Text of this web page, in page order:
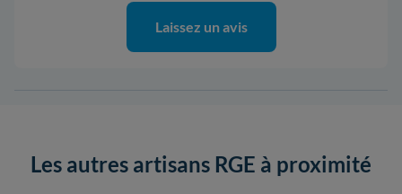
Laissez un avis
Les autres artisans RGE à proximité